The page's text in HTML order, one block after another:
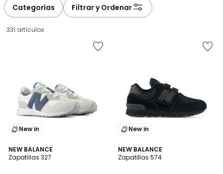
Categorías Filtrar y Ordenar
331 artículos
New in
NEW BALANCE
Zapatillas 327
4,3
/ 5
New in
NEW BALANCE
Zapatillas 574
4,4
/ 5